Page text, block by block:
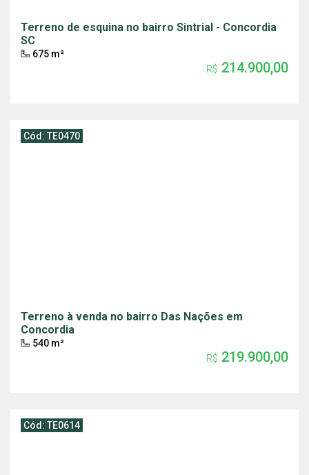
Terreno de esquina no bairro Sintrial - Concordia
SC
675 m²
R$ 214.900,00
Cód: TE0470
Terreno à venda no bairro Das Nações em
Concordia
540 m²
R$ 219.900,00
Cód: TE0614